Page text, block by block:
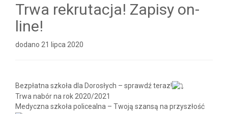
Trwa rekrutacja! Zapisy on-
line!
dodano 21 lipca 2020
Bezpłatna szkoła dla Dorosłych – sprawdź teraz!
Trwa nabór na rok 2020/2021
Medyczna szkoła policealna – Twoją szansą na przyszłość